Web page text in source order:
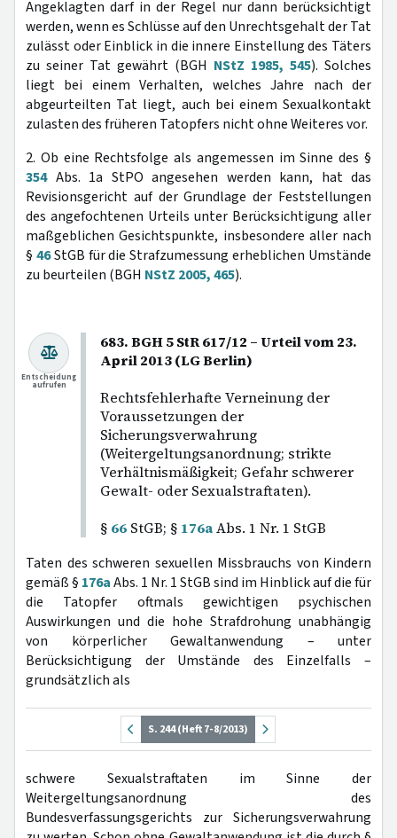
Angeklagten darf in der Regel nur dann berücksichtigt
werden, wenn es Schlüsse auf den Unrechtsgehalt der Tat
zulässt oder Einblick in die innere Einstellung des Täters
zu seiner Tat gewährt (BGH NStZ 1985, 545). Solches
liegt bei einem Verhalten, welches Jahre nach der
abgeurteilten Tat liegt, auch bei einem Sexualkontakt
zulasten des früheren Tatopfers nicht ohne Weiteres vor.
2. Ob eine Rechtsfolge als angemessen im Sinne des §
354Abs. 1a StPO angesehen werden kann, hat das
Revisionsgericht auf der Grundlage der Feststellungen
des angefochtenen Urteils unter Berücksichtigung aller
maßgeblichen Gesichtspunkte, insbesondere aller nach
§ 46StGB für die Strafzumessung erheblichen Umstände
zu beurteilen (BGH NStZ 2005, 465).
683. BGH 5 StR 617/12 – Urteil vom 23.
April 2013 (LG Berlin)
Rechtsfehlerhafte Verneinung der
Voraussetzungen der
Sicherungsverwahrung
(Weitergeltungsanordnung; strikte
Verhältnismäßigkeit; Gefahr schwerer
Gewalt- oder Sexualstraftaten).
§ 66 StGB; § 176aAbs. 1 Nr. 1 StGB
Entscheidung
aufrufen
Taten des schweren sexuellen Missbrauchs von Kindern
gemäß § 176aAbs. 1 Nr. 1 StGB sind im Hinblick auf die für
die Tatopfer oftmals gewichtigen psychischen
Auswirkungen und die hohe Strafdrohung unabhängig
von körperlicher Gewaltanwendung – unter
Berücksichtigung der Umstände des Einzelfalls –
grundsätzlich als
S. 244 (Heft 7-8/2013)
schwere Sexualstraftaten im Sinne der
Weitergeltungsanordnung des
Bundesverfassungsgerichts zur Sicherungsverwahrung